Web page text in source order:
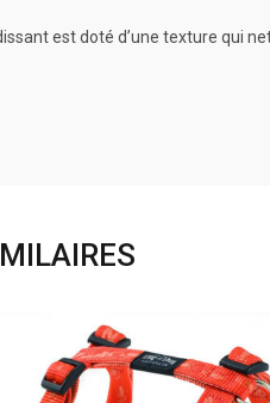
est doté d’une texture qui